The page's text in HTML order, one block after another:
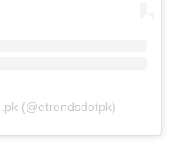
(@etrendsdotpk)